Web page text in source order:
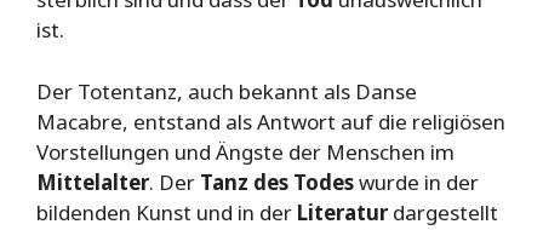
ist.
Der Totentanz, auch bekannt als Danse
Macabre, entstand als Antwort auf die religiösen
Vorstellungen und Ängste der Menschen im
Mittelalter. Der Tanz des Todeswurde in der
bildenden Kunst und in der Literaturdargestellt